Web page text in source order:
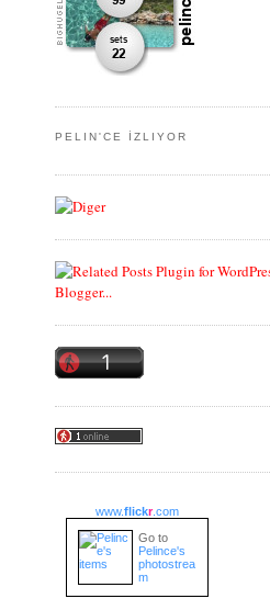
PELIN'CE İZLIYOR
www.flickr.com
Go to
Pelince's
photostrea
m